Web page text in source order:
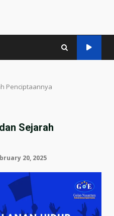
Penciptaannya
Sejarah
20, 2025